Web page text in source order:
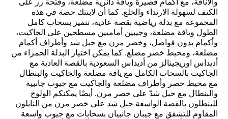
والأناقة، مع أكمام قصيرة وياقة دائرية مضلعة، وفتحة زر على
الكتف لسهولة الارتداء والخلع. كما أن لابنتك حصة في هذه
المجموعة مع بدلة رياضية بقصة عادية، تتميز بسحاب كامل
الطول وياقة مضلعة، وجيبين أماميين مسطحين على الجاكيت،
وأكمام بدون فواصل، وخصر مرن مع حبل شد وأطراف أكمام
مضلعة، ومحيط خصر مضلع. كما يمكن اختيار البدلة الحمراء من
أديداس اوريجينالز من أديداس السعودية بالقصة العادية مع
الجاكيت بالسحاب الكامل مع ياقة مضلعة والجاكيت والبنطال
مع محيط خصر وأطراف مضلعة والجاكيت مع جيوب جانبية
والبنطال مع حبل شدّ على خصر مرن. أيضًا يمكنكم الولوج
للبنطلون بالقصة الواسعة حبل شد على خصر مرن من النايلون
المقاوم للتشقق مع جيبان جانبيان بسحابات مع جيوب واسعة